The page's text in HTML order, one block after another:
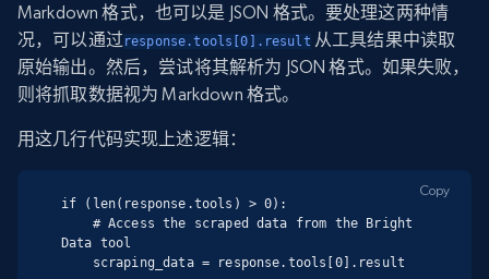
Markdown 格式，也可以是 JSON 格式。要处理这两种情
况，可以通过 response.tools[0].result从工具结果中读取
原始输出。然后，尝试将其解析为 JSON 格式。如果失败，
则将抓取数据视为 Markdown 格式。
用这几行代码实现上述逻辑：
if (len(response.tools) > 0):
Data tool
Copy